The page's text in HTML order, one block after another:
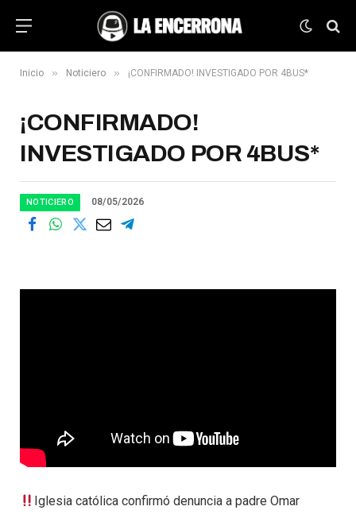
Inicio » Noticiero » ¡CONFIRMADO! INVESTIGADO POR 4BUS*
¡CONFIRMADO!
INVESTIGADO POR 4BUS*
NOTICIERO 08/05/2026
Iglesia católica confirmó denuncia a padre Omar